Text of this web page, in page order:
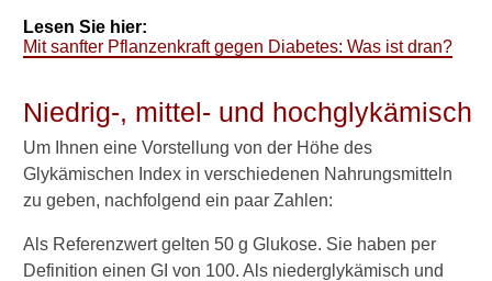
Lesen Sie hier:
Mit sanfter Pflanzenkraft gegen Diabetes: Was ist dran?
Niedrig-, mittel- und hochglykämisch
Um Ihnen eine Vorstellung von der Höhe des
Glykämischen Index in verschiedenen Nahrungsmitteln
zu geben, nachfolgend ein paar Zahlen:
Als Referenzwert gelten 50 g Glukose. Sie haben per
Definition einen GI von 100. Als niederglykämisch und
Obst-Effekt auf Blutzucker
Blutzucker
Obst besonders
empfehlenswert
Was ist 1 Portion Obst?
Gute Kohlenhydrate